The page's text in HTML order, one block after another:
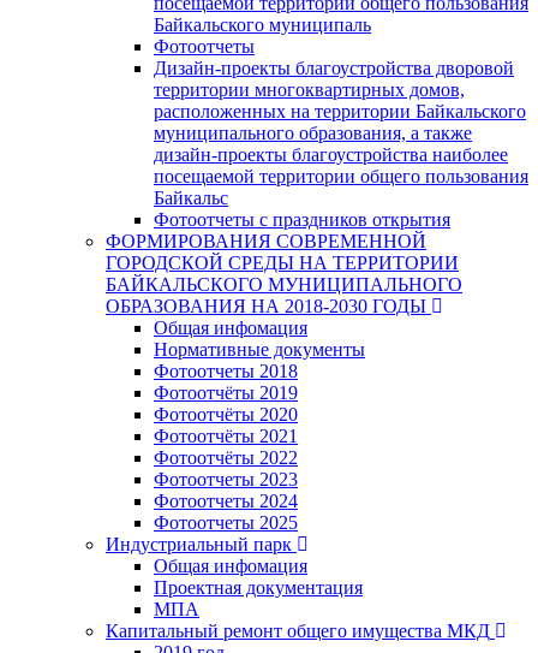
Байкальского муниципаль
Фотоотчеты
Дизайн-проекты благоустройства дворовой
территории многоквартирных домов,
расположенных на территории Байкальского
муниципального образования, а также
дизайн-проекты благоустройства наиболее
посещаемой территории общего пользования
Байкальс
Фотоотчеты с праздников открытия
ФОРМИРОВАНИЯ СОВРЕМЕННОЙ
ГОРОДСКОЙ СРЕДЫ НА ТЕРРИТОРИИ
БАЙКАЛЬСКОГО МУНИЦИПАЛЬНОГО
ОБРАЗОВАНИЯ НА 2018-2030 ГОДЫ
Общая инфомация
Нормативные документы
Фотоотчеты 2018
Фотоотчёты 2019
Фотоотчёты 2020
Фотоотчёты 2021
Фотоотчёты 2022
Фотоотчеты 2023
Фотоотчеты 2024
Фотоотчеты 2025
Индустриальный парк
Общая инфомация
Проектная документация
МПА
Капитальный ремонт общего имущества МКД